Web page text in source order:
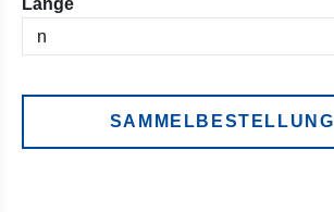
Länge
SAMMELBESTELLUNG